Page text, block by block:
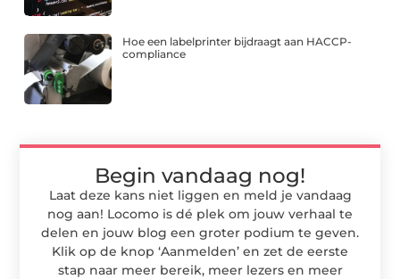
Hoe een labelprinter bijdraagt aan HACCP-
compliance
Begin vandaag nog!
Laat deze kans niet liggen en meld je vandaag
nog aan! Locomo is dé plek om jouw verhaal te
delen en jouw blog een groter podium te geven.
Klik op de knop ‘Aanmelden’ en zet de eerste
stap naar meer bereik, meer lezers en meer